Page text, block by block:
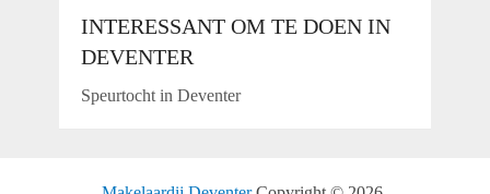
INTERESSANT OM TE DOEN IN
DEVENTER
Speurtocht in Deventer